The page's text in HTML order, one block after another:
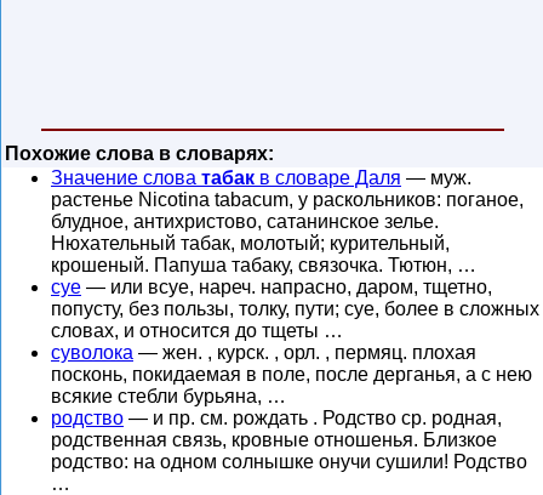
Похожие слова в словарях:
Значение слова табак в словаре Даля — муж.
растенье Nicotina tabacum, у раскольников: поганое,
блудное, антихристово, сатанинское зелье.
Нюхательный табак, молотый; курительный,
крошеный. Папуша табаку, связочка. Тютюн, …
суе — или всуе, нареч. напрасно, даром, тщетно,
попусту, без пользы, толку, пути; суе, более в сложных
словах, и относится до тщеты …
суволока — жен. , курск. , орл. , пермяц. плохая
посконь, покидаемая в поле, после дерганья, а с нею
всякие стебли бурьяна, …
родство — и пр. см. рождать . Родство ср. родная,
родственная связь, кровные отношенья. Близкое
родство: на одном солнышке онучи сушили! Родство
…